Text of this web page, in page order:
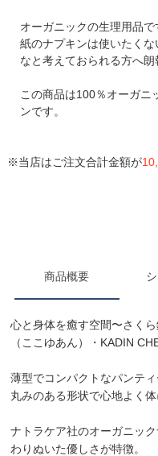
オーガニックの生理用品で
紙のナプキンは使いたく
なと考えておられる方へ朗
この商品は100％オーガニ
ンです。
※当店はご注文合計金額が
商品概要
心と身体を癒す空間〜さく
（ここゆあん）・KADIN
薄型でコンパクトなパンティ
丸みのある形状で心地よく体
ナトラケア社のオーガニッ
わりぬいた優しさが特徴。